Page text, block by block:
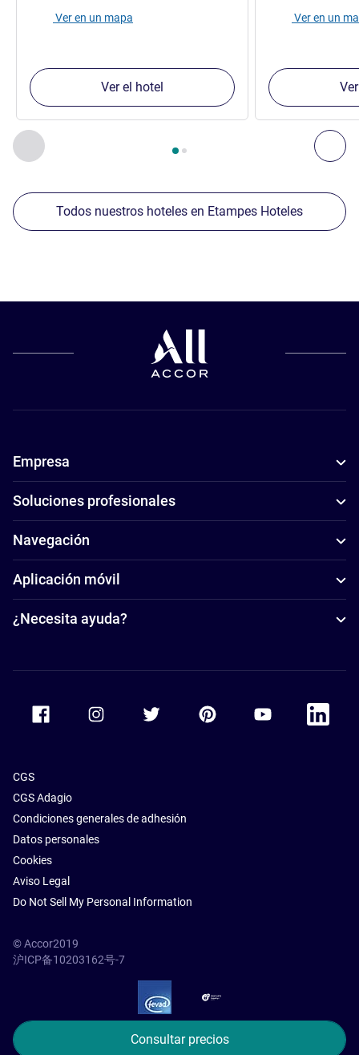
Consultar precios
Anterior - Nuestros establecimientos cercanos
Página , Nuestros establecimientos cercanos 1 :,
Ver en un mapa
Ver el hotel
Ver en un
Todos nuestros hoteles en Etampes Hoteles
Empresa
Soluciones profesionales
Navegación
Aplicación móvil
¿Necesita ayuda?
Accor Facebook Accor TwitterAccor PinterestAccor Youtube
Accor
CGS
CGS Adagio
Condiciones generales de adhesión
Datos personales
Cookies
Aviso Legal
Do Not Sell My Personal Information
© Accor2019
沪ICP备10203162号-7